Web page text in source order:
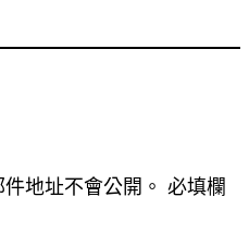
地址不會公開。 必填欄